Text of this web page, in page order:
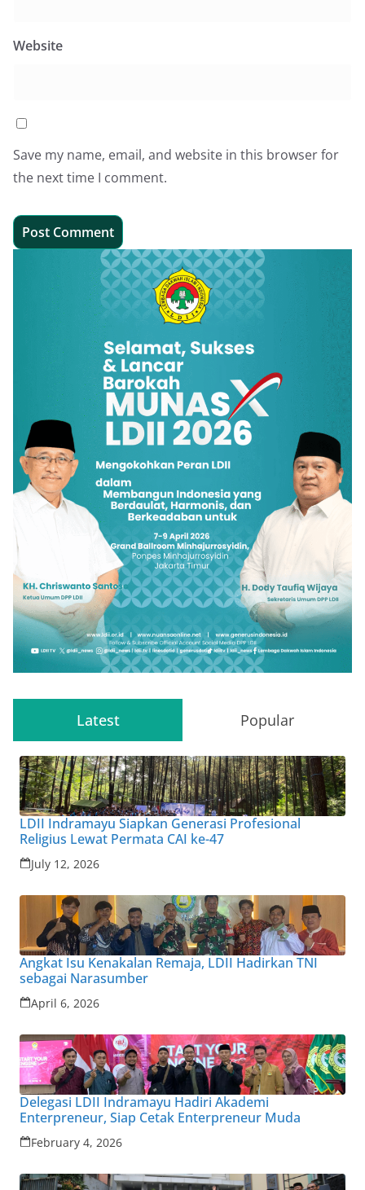
Website
Save my name, email, and website in this browser for
the next time I comment.
Latest Popular
LDII Indramayu Siapkan Generasi Profesional
Religius Lewat Permata CAI ke-47
July 12, 2026
Angkat Isu Kenakalan Remaja, LDII Hadirkan TNI
sebagai Narasumber
April 6, 2026
Delegasi LDII Indramayu Hadiri Akademi
Enterpreneur, Siap Cetak Enterpreneur Muda
February 4, 2026